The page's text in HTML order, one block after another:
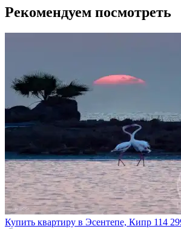
Рекомендуем посмотреть
Купить квартиру в Эсентепе, Кипр 114